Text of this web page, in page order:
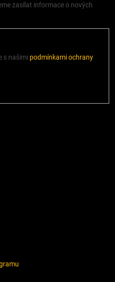
zasílat informace o nových
s našimi podmínkami ochrany